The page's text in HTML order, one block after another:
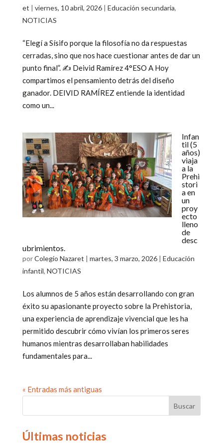
et | viernes, 10 abril, 2026| Educación secundaria,
NOTICIAS
“Elegí a Sísifo porque la filosofía no da respuestas
cerradas, sino que nos hace cuestionar antes de dar un
punto final”. ✍️ Deivid Ramírez 4°ESO A Hoy
compartimos el pensamiento detrás del diseño
ganador. DEIVID RAMÍREZ entiende la identidad
como un...
Infan
til (5
años)
viaja
a la
Prehi
stori
a en
un
proy
ecto
lleno
de
desc
ubrimientos.
porColegio Nazaret | martes, 3 marzo, 2026| Educación
infantil, NOTICIAS
Los alumnos de 5 años están desarrollando con gran
éxito su apasionante proyecto sobre la Prehistoria,
una experiencia de aprendizaje vivencial que les ha
permitido descubrir cómo vivían los primeros seres
humanos mientras desarrollaban habilidades
fundamentales para...
« Entradas más antiguas
Últimas noticias